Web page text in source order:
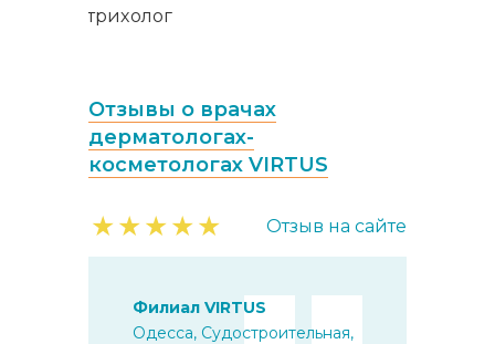
трихолог
Отзывы о врачах
дерматологах-
косметологах VIRTUS
★★★★★ Отзыв на сайте
Филиал VIRTUS
Одесса, Судостроительная,